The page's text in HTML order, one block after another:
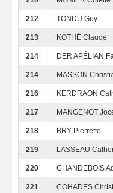
212 TONDU Guy
213 KOTHÉ Claude
214 DER APÉLIAN
214 MASSON
216 KERDRAON
217 MANGENOT
218 BRY Pierrette
219 LASSEAU
220 CHANDEBOIS
221 COHADES